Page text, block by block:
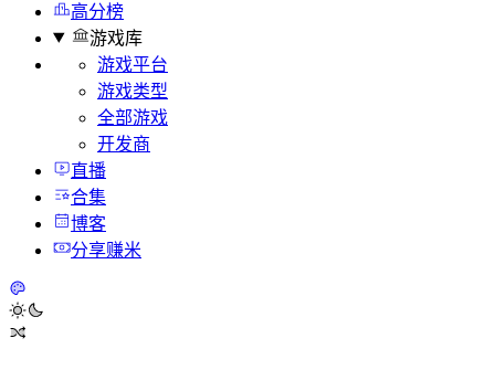
高分榜
游戏库
游戏平台
游戏类型
全部游戏
开发商
直播
合集
博客
分享赚米